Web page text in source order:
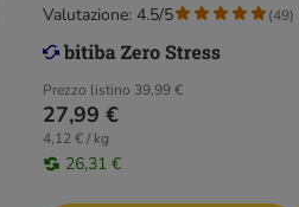
Prezzo listino 39,99 €
27,99 €
4,12 € / kg
26,31 €
Valutazione: 4.5/5 (49)